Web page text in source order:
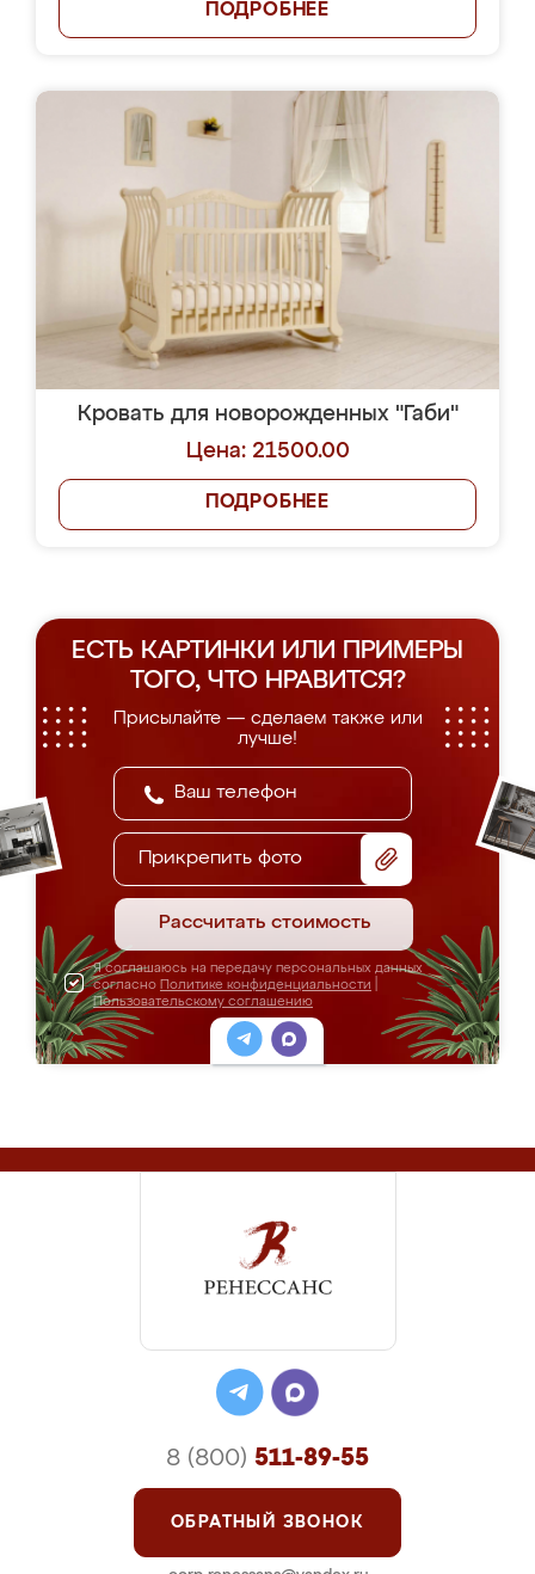
ПОДРОБНЕЕ
Кровать для новорожденных "Габи"
Цена: 21500.00
ПОДРОБНЕЕ
ЕСТЬ КАРТИНКИ ИЛИ ПРИМЕРЫ
ТОГО, ЧТО НРАВИТСЯ?
Присылайте — сделаем также или
лучше!
Прикрепить фото
Рассчитать стоимость
Я соглашаюсь на передачу персональных данных
согласно Политике конфиденциальности
Пользовательскому соглашению
8 (800) 511-89-55
ОБРАТНЫЙ ЗВОНОК